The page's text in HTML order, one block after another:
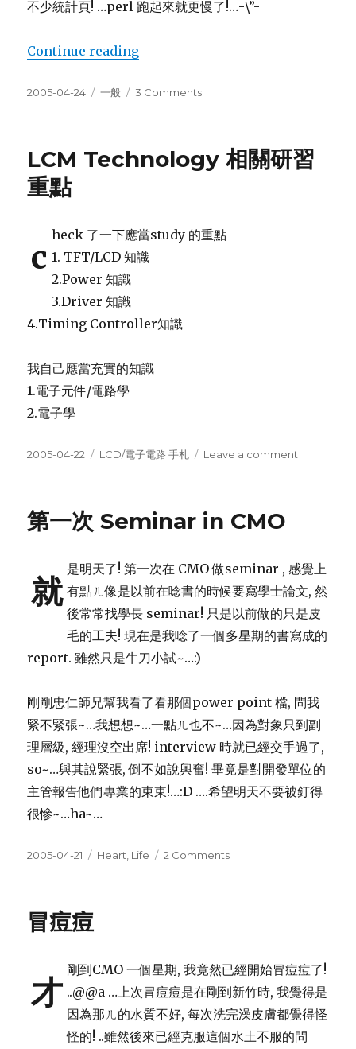
不少統計頁! …perl 跑起來就更慢了!…-\”-
Continue reading“ha~…worren.net 升級”
Posted
2005-04-24 Categories
一般 3 Commentson
級
LCM Technology 相關研習
重點
c
heck 了一下應當study 的重點
1. TFT/LCD 知識
2.Power 知識
3.Driver 知識
4.Timing Controller知識
我自己應當充實的知識
1.電子元件/電路學
2.電子學
Posted
2005-04-22 Categories
LCD/電子電路 手札 Leave a comment
重
點
第一次 Seminar in CMO
就
是明天了! 第一次在 CMO 做seminar , 感覺上
有點ㄦ像是以前在唸書的時候要寫學士論文, 然
後常常找學長 seminar! 只是以前做的只是皮
毛的工夫! 現在是我唸了一個多星期的書寫成的
report. 雖然只是牛刀小試~…:)
剛剛忠仁師兄幫我看了看那個power point 檔, 問我
緊不緊張~…我想想~…一點ㄦ也不~…因為對象只到副
理層級, 經理沒空出席! interview 時就已經交手過了,
so~…與其說緊張, 倒不如說興奮! 畢竟是對開發單位的
主管報告他們專業的東東!…:D ….希望明天不要被釘得
很慘~…ha~…
Posted
2005-04-21 Categories
Heart Life 2 Commentson
冒痘痘
才
剛到CMO 一個星期, 我竟然已經開始冒痘痘了!
..@@a …上次冒痘痘是在剛到新竹時, 我覺得是
因為那ㄦ的水質不好, 每次洗完澡皮膚都覺得怪
怪的! ..雖然後來已經克服這個水土不服的問